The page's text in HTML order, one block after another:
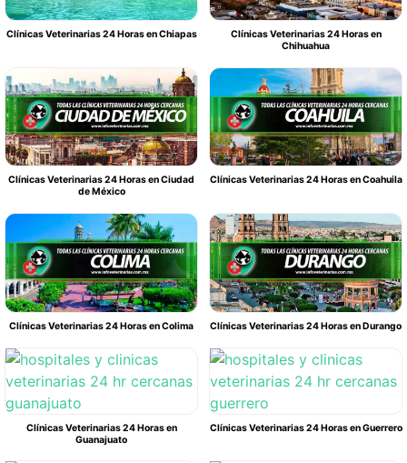
Clínicas Veterinarias 24 Horas en Chiapas
Clínicas Veterinarias 24 Horas en
Chihuahua
Clínicas Veterinarias 24 Horas en Ciudad
de México
Clínicas Veterinarias 24 Horas en Coahuila
Clínicas Veterinarias 24 Horas en Colima Clínicas Veterinarias 24 Horas en Durango
Clínicas Veterinarias 24 Horas en
Guanajuato
Clínicas Veterinarias 24 Horas en Guerrero